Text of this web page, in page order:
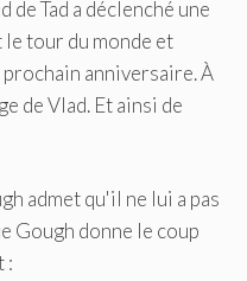
de Tad a déclenché une
tour du monde et
anniversaire. À
de Vlad. Et ainsi de
admet qu'il ne lui a pas
Gough donne le coup
: